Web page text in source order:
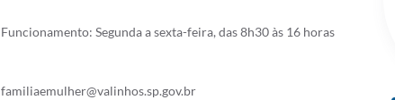
Funcionamento: Segunda a sexta-feira, das 8h30 às 16 horas
familiaemulher@valinhos.sp.gov.br